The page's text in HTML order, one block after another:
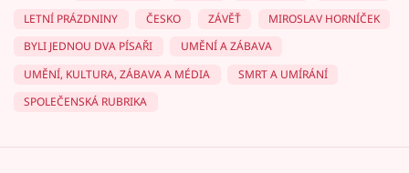
LETNÍ PRÁZDNINY
ČESKO ZÁVĚŤ
MIROSLAV HORNÍČEK
BYLI JEDNOU DVA PÍSAŘI
UMĚNÍ A ZÁBAVA
UMĚNÍ, KULTURA, ZÁBAVA A MÉDIA
SMRT A UMÍRÁNÍ
SPOLEČENSKÁ RUBRIKA